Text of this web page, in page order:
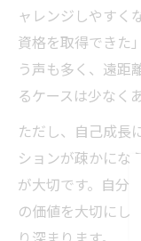
ャレンジしやすく
資格を取得できた
う声も多く、遠距
るケースは少なく
ただし、自己成長
ションが疎かにな
が大切です。自分
の価値を大切にし